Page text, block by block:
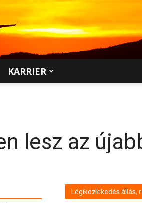
KARRIER
lesz az
Légiközlekedés állás,